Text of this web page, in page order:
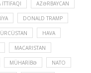
İTTIFAQI AZƏRBAYCAN
DONALD TRAMP
HAVA
MACARISTAN
MÜHARIBƏ NATO